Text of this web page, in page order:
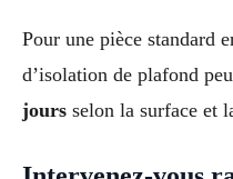
Pour une pièce standard
d’isolation de plafond
jours selon la surface et